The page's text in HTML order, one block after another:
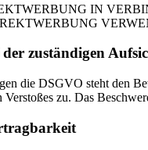
IN
zuständigen
die DSGVO steht den
Verstoßes zu. Das